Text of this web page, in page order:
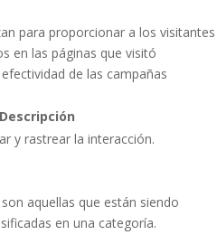
para proporcionar a los visitantes
​​en las páginas que visitó
de las campañas
Descripción
y rastrear la interacción.
aquellas que están siendo
en una categoría.